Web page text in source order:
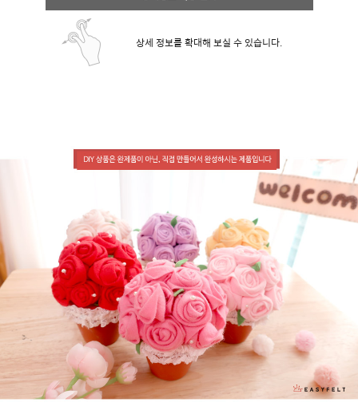
상세 정보를 확대해 보실 수 있습니다.